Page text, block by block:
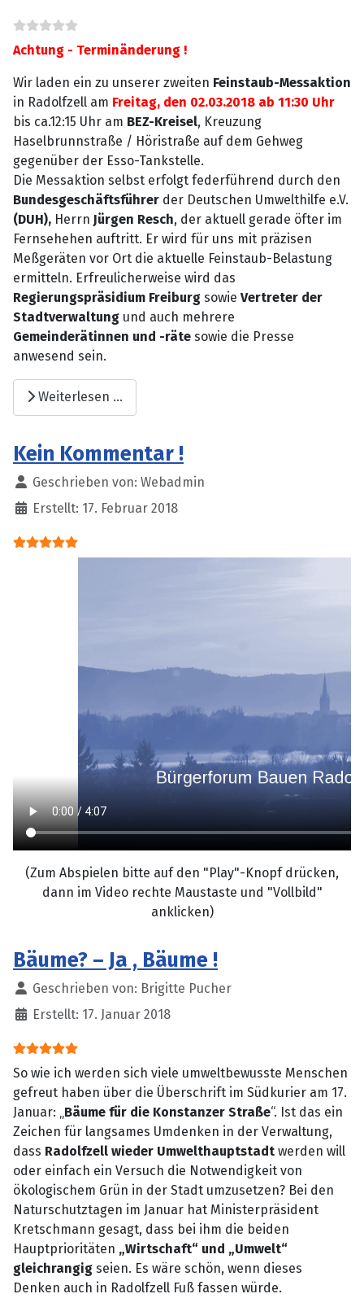
Achtung - Terminänderung !
Wir laden ein zu unserer zweiten Feinstaub-Messaktion
in Radolfzell am Freitag, den 02.03.2018 ab 11:30 Uhr
bis ca.12:15 Uhr am BEZ-Kreisel, Kreuzung
Haselbrunnstraße / Höristraße auf dem Gehweg
gegenüber der Esso-Tankstelle.
Die Messaktion selbst erfolgt federführend durch den
Bundesgeschäftsführer der Deutschen Umwelthilfe e.V.
(DUH), Herrn Jürgen Resch, der aktuell gerade öfter im
Fernsehehen auftritt. Er wird für uns mit präzisen
Meßgeräten vor Ort die aktuelle Feinstaub-Belastung
ermitteln. Erfreulicherweise wird das
Regierungspräsidium Freiburg sowie Vertreter der
Stadtverwaltung und auch mehrere
Gemeinderätinnen und -räte sowie die Presse
anwesend sein.
Weiterlesen …
Kein Kommentar !
Details
Geschrieben von: Webadmin
Erstellt: 17. Februar 2018
Bewertung:
(Zum Abspielen bitte auf den "Play"-Knopf drücken,
dann im Video rechte Maustaste und "Vollbild"
anklicken)
Bäume? – Ja , Bäume !
Details
Geschrieben von: Brigitte Pucher
Erstellt: 17. Januar 2018
Bewertung:
So wie ich werden sich viele umweltbewusste Menschen
gefreut haben über die Überschrift im Südkurier am 17.
Januar: „Bäume für die Konstanzer Straße“. Ist das ein
Zeichen für langsames Umdenken in der Verwaltung,
dass Radolfzell wieder Umwelthauptstadt werden will
oder einfach ein Versuch die Notwendigkeit von
ökologischem Grün in der Stadt umzusetzen? Bei den
Naturschutztagen im Januar hat Ministerpräsident
Kretschmann gesagt, dass bei ihm die beiden
Hauptprioritäten „Wirtschaft“ und „Umwelt“
gleichrangig seien. Es wäre schön, wenn dieses
Denken auch in Radolfzell Fuß fassen würde.